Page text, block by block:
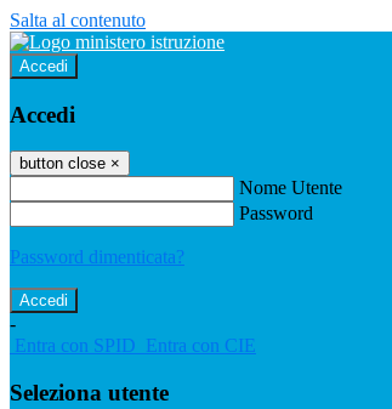
Salta al contenuto
Accedi
Accedi
button close ×
Nome Utente
Password
Password dimenticata?
-
Entra con SPID Entra con CIE
Seleziona utente